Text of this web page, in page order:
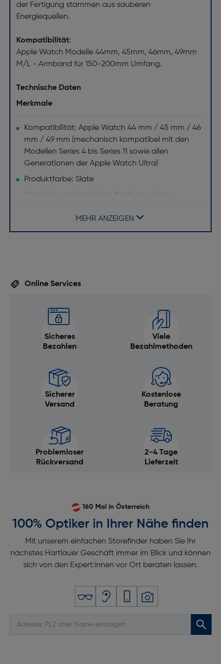
der Fertigung stammen aus sauberen
Energiequellen.
Kompatibilität:
Apple Watch Modelle 44mm, 45mm, 46mm, 49mm
M/L - Armband für 150-200mm Umfang.
Technische Daten
Merkmale
Kompatibilität: Apple Watch 44 mm / 45 mm / 46
mm / 49 mm (mechanisch kompatibel mit den
Modellen Series 4 bis Series 11 sowie allen
Generationen der Apple Watch Ultra)
Produktfarbe: Slate
Material: geschmeidiges, flach gewebtes
Schnallenfarbe: Magnetverschluss
MEHR ANZEIGEN
Online Services
Sicheres
Bezahlen
Viele
Bezahlmethoden
Sicherer
Versand
Kostenlose
Beratung
Problemloser
Rückversand
2-4 Tage
Lieferzeit
160 Mal in Österreich
100% Optiker in Ihrer Nähe finden
Mit unserem einfachen Storefinder haben Sie Ihr
nächstes Hartlauer Geschäft immer im Blick und können
sich von den Expert:innen vor Ort beraten lassen.